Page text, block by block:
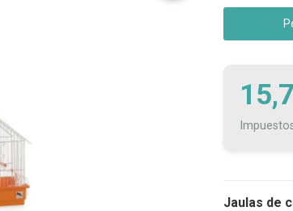
Jaulas de